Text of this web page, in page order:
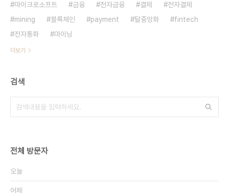
마이크로소프트
금융 전자금융 결제
전자결제
mining
블록체인 payment 탈중앙화
fintech
전자통화
마이닝
더보기
검색
전체 방문자
오늘
어제